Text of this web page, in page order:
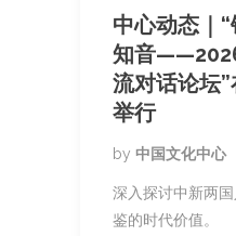
中心动态｜
知音
流对话论坛
举行
by 中国文化中心
深入探讨中新两
鉴的时代价值。